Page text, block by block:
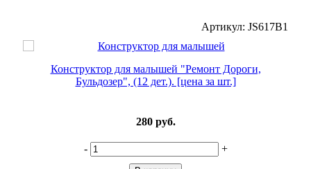
Артикул: JS617B1
Конструктор для малышей "Ремонт Дороги,
Бульдозер", (12 дет.). [цена за шт.]
280 руб.
- +